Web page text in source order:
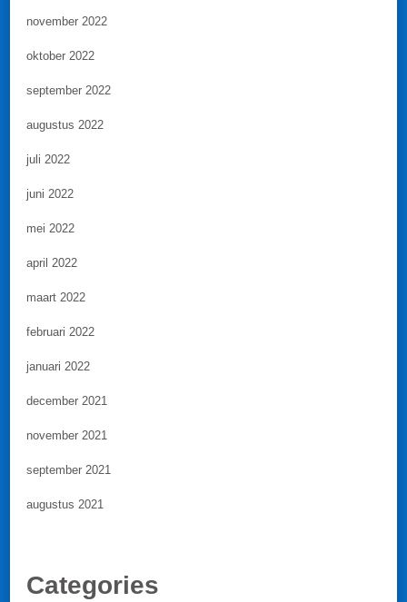
november 2022
oktober 2022
september 2022
augustus 2022
juli 2022
juni 2022
mei 2022
april 2022
maart 2022
februari 2022
januari 2022
december 2021
november 2021
september 2021
augustus 2021
Categories